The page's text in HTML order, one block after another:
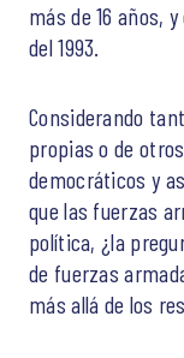
más de 16 años,
del 1993.
Considerando
propias o de
democráticos y
que las fuerzas
política, ¿la
de fuerzas
más allá de los